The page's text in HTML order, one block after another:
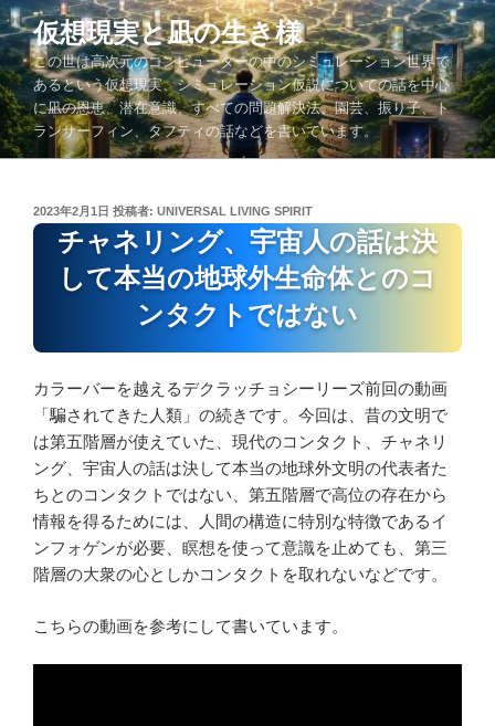
コ
ン
テ
ン
ツ
へ
仮想現実と凪の生き様
この世は高次元のコンピューターの中のシミュレーション世界で
あるという仮想現実、シミュレーション仮説についての話を中心
に凪の恩恵、潜在意識、すべての問題解決法、園芸、振り子、ト
ランサーフィン、タフティの話などを書いています。
投
稿
2023年2月1日 投稿者: UNIVERSAL LIVING SPIRIT
チャネリング、宇宙人の話は決
して本当の地球外生命体とのコ
ンタクトではない
カラーバーを越えるデクラッチョシーリーズ前回の動画
「騙されてきた人類」の続きです。今回は、昔の文明で
は第五階層が使えていた、現代のコンタクト、チャネリ
ング、宇宙人の話は決して本当の地球外文明の代表者た
ちとのコンタクトではない、第五階層で高位の存在から
情報を得るためには、人間の構造に特別な特徴であるイ
ンフォゲンが必要、瞑想を使って意識を止めても、第三
階層の大衆の心としかコンタクトを取れないなどです。
こちらの動画を参考にして書いています。